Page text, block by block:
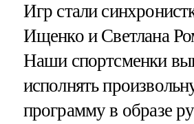
Игр стали
Ищенко и Светлана
Наши спортсменки
исполнять
программу в образе